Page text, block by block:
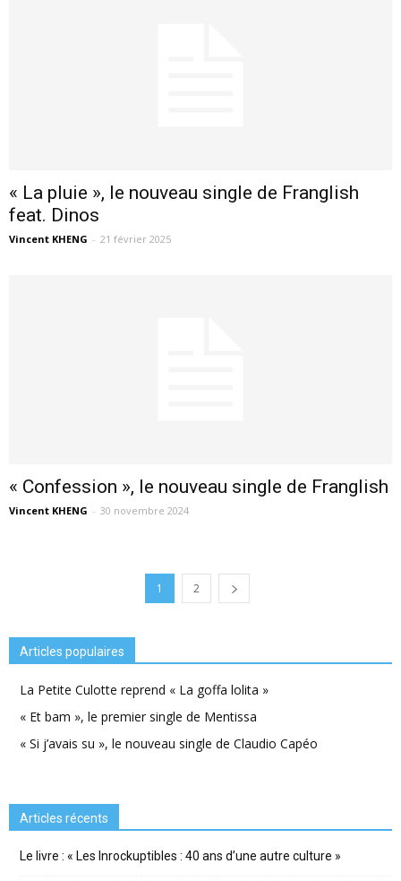
« La pluie », le nouveau single de Franglish
feat. Dinos
Vincent KHENG - 21 février 2025
« Confession », le nouveau single de Franglish
Vincent KHENG - 30 novembre 2024
1 2
Articles populaires
La Petite Culotte reprend « La goffa lolita »
« Et bam », le premier single de Mentissa
« Si j’avais su », le nouveau single de Claudio Capéo
Articles récents
Le livre : « Les Inrockuptibles : 40 ans d’une autre culture »